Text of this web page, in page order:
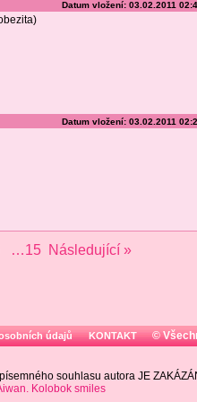
Datum vložení: 03.02.2011
Datum vložení: 03.02.2011
…15 Následující »
údajů KONTAKT ©
souhlasu autora JE
Kolobok smiles